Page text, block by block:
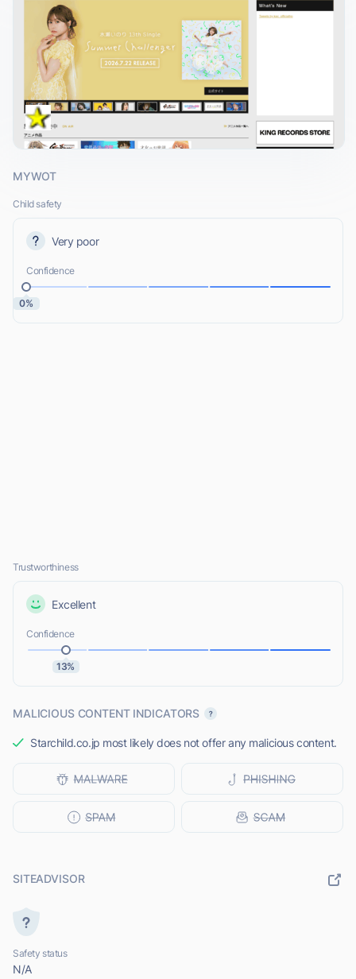
MYWOT
Child safety
Very poor
Confidence
0%
Trustworthiness
Excellent
Confidence
13%
MALICIOUS CONTENT INDICATORS
Starchild.co.jp most likely does not offer any malicious content.
SITEADVISOR
Safety status
N/A